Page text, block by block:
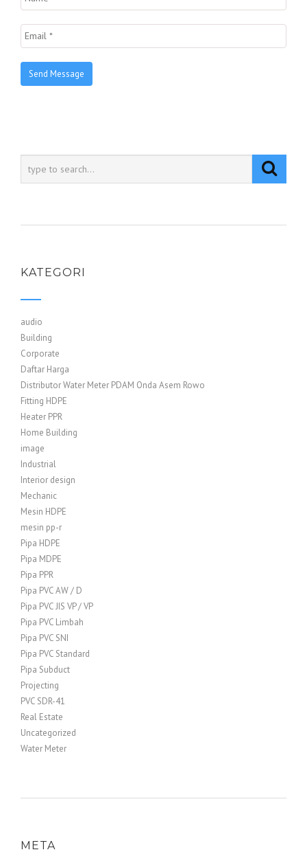
KATEGORI
audio
Building
Corporate
Daftar Harga
Distributor Water Meter PDAM Onda Asem Rowo
Fitting HDPE
Heater PPR
Home Building
image
Industrial
Interior design
Mechanic
Mesin HDPE
mesin pp-r
Pipa HDPE
Pipa MDPE
Pipa PPR
Pipa PVC AW / D
Pipa PVC JIS VP / VP
Pipa PVC Limbah
Pipa PVC SNI
Pipa PVC Standard
Pipa Subduct
Projecting
PVC SDR-41
Real Estate
Uncategorized
Water Meter
META